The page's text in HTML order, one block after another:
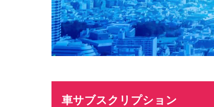
車サブスクリプション